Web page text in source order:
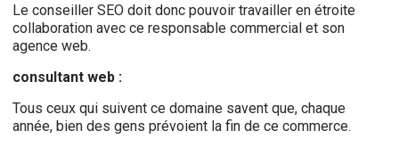
Le conseiller SEO doit donc pouvoir travailler en étroite
collaboration avec ce responsable commercial et son
agence web.
consultant web :
Tous ceux qui suivent ce domaine savent que, chaque
année, bien des gens prévoient la fin de ce commerce.